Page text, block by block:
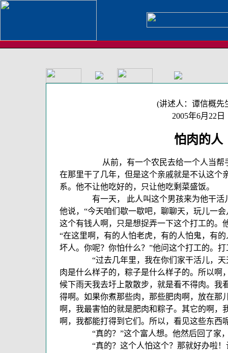
(讲述人：谭信概先
2005年6月22日
怕肉的人
从前，有一个农民去给一个人当帮
在那里干了几年，但是这个亲戚就是不认这个
系。他不让他吃好的，只让他吃剩菜盛饭。
有一天， 此人叫这个男孩来为他干活
他说，“今天咱们歇一歇吧，聊聊天，玩儿一会
这个有钱人啊，只是想捉弄一下这个打工的。
“在这里啊，有的人怕老虎，有的人怕鬼，有的
坏人。你呢？你怕什么？”他问这个打工的。
“过去几年里，我在你们家干活儿，天天
肉是什么样子的，粽子是什么样子的。所以啊
候下雨天我去圩上散散步，就是看不得肉。我
得啊。如果你煮那些肉，那些肥肉啊，放在那
啊，我最害怕的就是肥肉和粽子。其它的啊，
啊，我都能打得到它们。所以，看见这些东西
“真的？”这个富人想。他然后回了家，
“真的？这个人怕这个？那就好办啦！让